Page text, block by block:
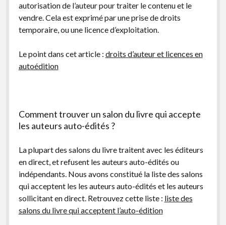
autorisation de l’auteur pour traiter le contenu et le
vendre. Cela est exprimé par une prise de droits
temporaire, ou une licence d’exploitation.
Le point dans cet article : droits d’auteur et licences en
autoédition
Comment trouver un salon du livre qui accepte
les auteurs auto-édités ?
La plupart des salons du livre traitent avec les éditeurs
en direct, et refusent les auteurs auto-édités ou
indépendants. Nous avons constitué la liste des salons
qui acceptent les les auteurs auto-édités et les auteurs
sollicitant en direct. Retrouvez cette liste : liste des
salons du livre qui acceptent l’auto-édition